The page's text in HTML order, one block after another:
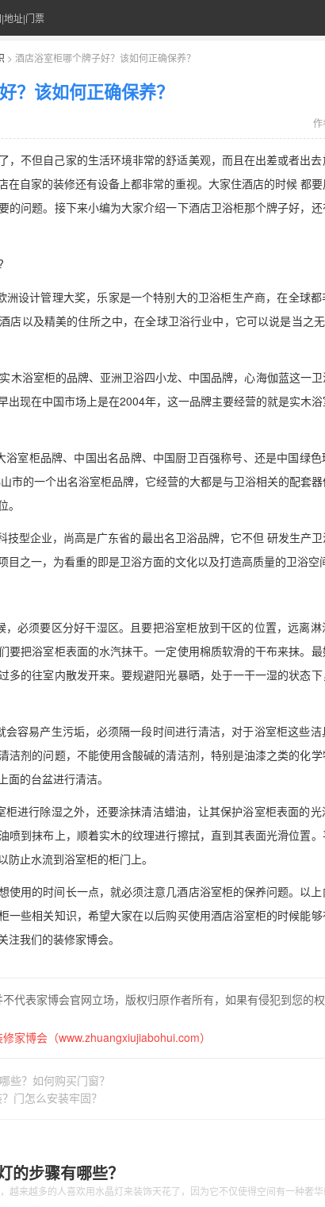
地址|门票
> 酒店浴室柜哪个牌子好？该如何正确保养？
？该如何正确保养？
作
，不但自己家的生活环境非常的舒适美观，而且在出差或者出
在自家的装修还有设备上都非常的重视。大家住酒店的时候 都要
的问题。接下来小编为大家介绍一下酒店卫浴柜那个牌子好，
洲设计管理大奖，乐家是一个特别大的卫浴柜生产商，在全球
店以及精美的住所之中，在全球卫浴行业中，它可以说是当之无
木浴室柜的品牌、亚洲卫浴四小龙、中国品牌，心海伽蓝这一
出现在中国市场上是在2004年，这一品牌主要经营的就是实木
室柜品牌、中国出名品牌、中国厨卫百强称号、还是中国绿色
市的一个出名浴室柜品牌，它经营的大都是与卫浴相关的配套
技型企业，尚高是广东省的最出名卫浴品牌，它不但 研发生产
之一，为看重的即是卫浴方面的文化以及打造高质量的卫浴空
，必须要区分好干湿区。且要把浴室柜放到干区的位置，远离
要把浴室柜表面的水汽抹干。一定使用棉质软滑的干布来抹。
多的往室内散发开来。要规避阳光暴晒，处于一干一湿的状态
会容易产生污垢，必须隔一段时间进行清洁，对于浴室柜这些
洁剂的问题，不能使用含酸碱的清洁剂，特别是油漆之类的化
的台盆进行清洁。
进行除湿之外，还要涂抹清洁蜡油，让其保护浴室柜表面的光
喷到抹布上，顺着实木的纹理进行擦拭，直到其表面光滑位置
止水流到浴室柜的柜门上。
使用的时间长一点，就必须注意几酒店浴室柜的保养问题。以
一些相关知识，希望大家在以后购买使用酒店浴室柜的时候能
我们的装修家博会。
代表家博会官网立场，版权归原作者所有，如果有侵犯到您的
修家博会（www.zhuangxiujiabohui.com）
些？如何购买门窗？
门怎么安装牢固？
的步骤有哪些？
越来越多的人喜欢用水晶灯来装饰天花了，因为它不仅使得空间有一种奢